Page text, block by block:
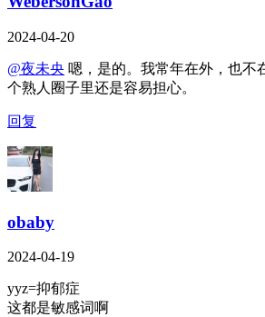
2024-04-20
@夜未央 嗯，是的。我常年在外，也不
个熟人圈子里还是容易担心。
回复
obaby
2024-04-19
yyz=抑郁症
这都是敏感词啊